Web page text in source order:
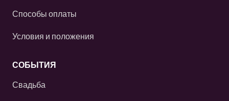
Способы оплаты
Условия и положения
СОБЫТИЯ
Свадьба